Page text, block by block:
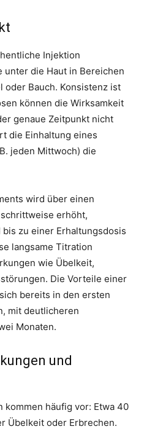
Injektion
die Haut in Bereichen
oder Bauch. Konsistenz ist
können die Wirksamkeit
genaue Zeitpunkt nicht
die Einhaltung eines
jeden Mittwoch) die
wird über einen
erhöht,
zu einer Erhaltungsdosis
langsame Titration
wie Übelkeit,
Die Vorteile einer
bereits in den ersten
mit deutlicheren
Monaten.
und
häufig vor: Etwa 40
Übelkeit oder Erbrechen.